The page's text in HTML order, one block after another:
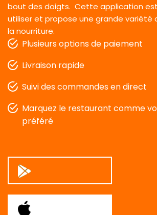
bout des doigts. Cette application
utiliser et propose une grande variété
la nourriture.
Plusieurs options de paiement
Livraison rapide
Suivi des commandes en direct
Marquez le restaurant comme
préféré